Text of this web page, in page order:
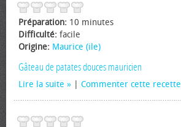
Préparation: 10 minutes
Difficulté: facile
Origine: Maurice (ile)
Gâteau de patates douces mauricien
Lire la suite Commenter cette recette